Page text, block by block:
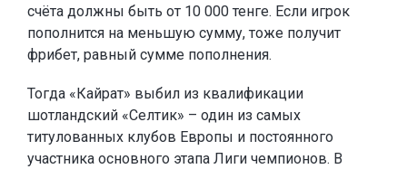
счёта должны быть от 10 000 тенге. Если игрок
пополнится на меньшую сумму, тоже получит
фрибет, равный сумме пополнения.
Тогда «Кайрат» выбил из квалификации
шотландский «Селтик» – один из самых
титулованных клубов Европы и постоянного
участника основного этапа Лиги чемпионов. В